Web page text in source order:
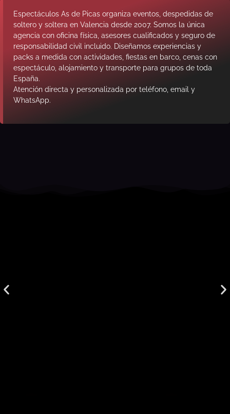
Espectáculos As de Picas organiza eventos, despedidas de
soltero y soltera en Valencia desde 2007. Somos la única
agencia con oficina física, asesores cualificados y seguro de
responsabilidad civil incluido. Diseñamos experiencias y
packs a medida con actividades, fiestas en barco, cenas con
espectáculo, alojamiento y transporte para grupos de toda
España.
Atención directa y personalizada por teléfono, email y
WhatsApp.